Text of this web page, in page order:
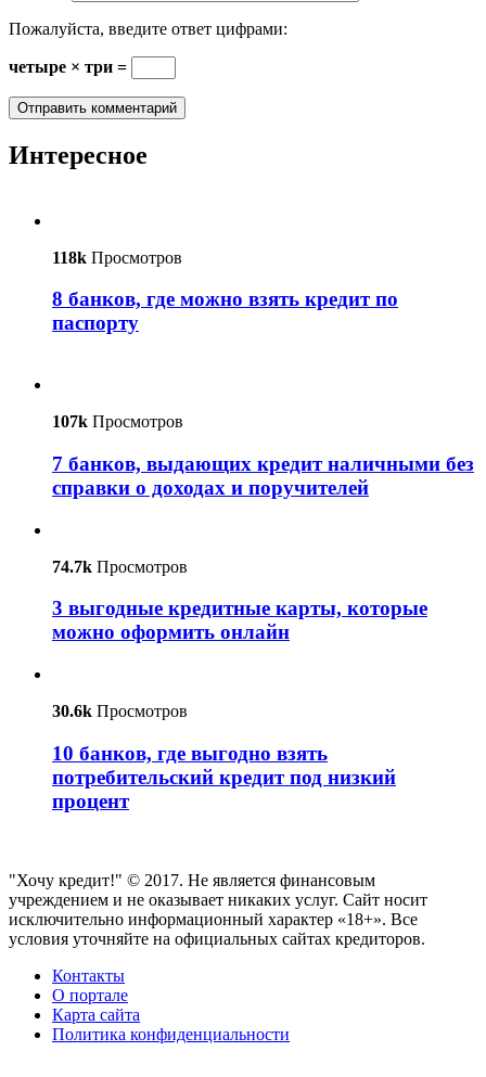
Пожалуйста, введите ответ цифрами:
четыре × три =
Интересное
118k Просмотров
8 банков, где можно взять кредит по
паспорту
107k Просмотров
7 банков, выдающих кредит наличными без
справки о доходах и поручителей
74.7k Просмотров
3 выгодные кредитные карты, которые
можно оформить онлайн
30.6k Просмотров
10 банков, где выгодно взять
потребительский кредит под низкий
процент
"Хочу кредит!" © 2017. Не является финансовым
учреждением и не оказывает никаких услуг. Сайт носит
исключительно информационный характер «18+». Все
условия уточняйте на официальных сайтах кредиторов.
Контакты
О портале
Карта сайта
Политика конфиденциальности